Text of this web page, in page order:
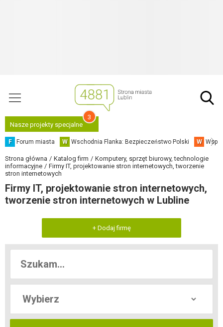
Nasze projekty specjalne
3
F Forum miasta W Wschodnia Flanka: Bezpieczeństwo Polski W
Strona główna Katalog firm
Komputery, sprzęt biurowy, technologie
informacyjne
Firmy IT, projektowanie stron internetowych, tworzenie
stron internetowych
Firmy IT, projektowanie stron internetowych,
tworzenie stron internetowych w Lubline
+ Dodaj firmę